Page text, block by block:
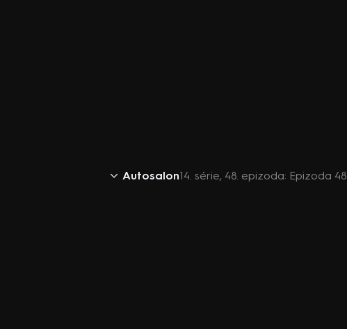
Autosalon14. série, 48. epizoda: Epizoda 48